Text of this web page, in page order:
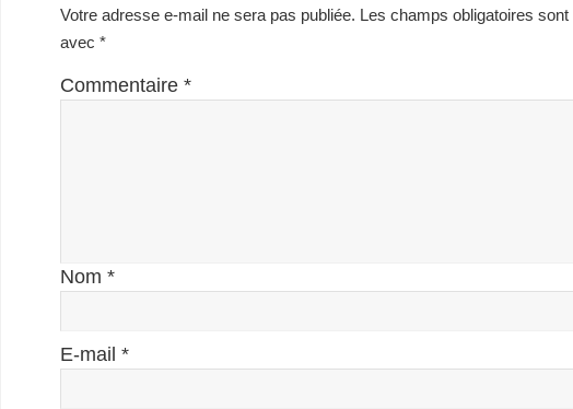
Votre adresse e-mail ne sera pas publiée. Les champs obligatoires sont
avec *
Commentaire *
Nom *
E-mail *